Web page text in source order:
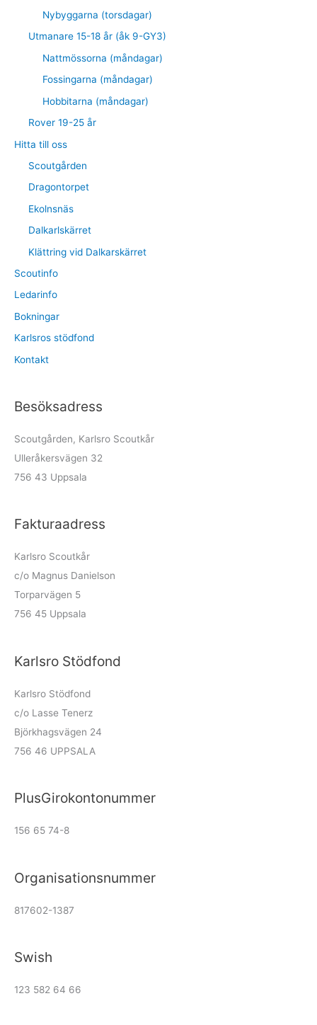
Nybyggarna (torsdagar)
Utmanare 15-18 år (åk 9-GY3)
Nattmössorna (måndagar)
Fossingarna (måndagar)
Hobbitarna (måndagar)
Rover 19-25 år
Hitta till oss
Scoutgården
Dragontorpet
Ekolnsnäs
Dalkarlskärret
Klättring vid Dalkarskärret
Scoutinfo
Ledarinfo
Bokningar
Karlsros stödfond
Kontakt
Besöksadress
Scoutgården, Karlsro Scoutkår
Ulleråkersvägen 32
756 43 Uppsala
Fakturaadress
Karlsro Scoutkår
c/o Magnus Danielson
Torparvägen 5
756 45 Uppsala
Karlsro Stödfond
Karlsro Stödfond
c/o Lasse Tenerz
Björkhagsvägen 24
756 46 UPPSALA
PlusGirokontonummer
156 65 74-8
Organisationsnummer
817602-1387
Swish
123 582 64 66